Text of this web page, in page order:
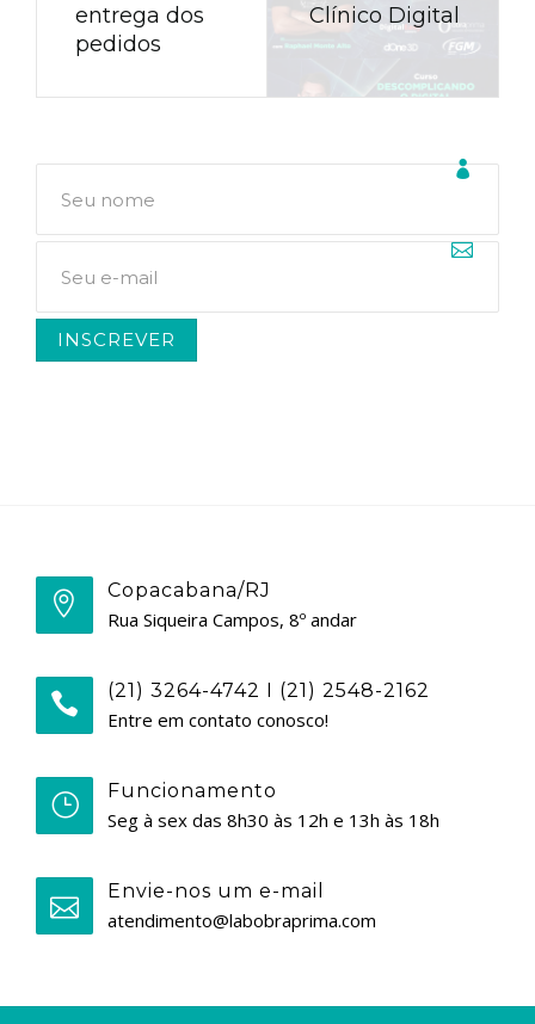
entrega dos
pedidos
Clínico Digital
Copacabana/RJ
Rua Siqueira Campos, 8º andar
(21) 3264-4742 I (21) 2548-2162
Entre em contato conosco!
Funcionamento
Seg à sex das 8h30 às 12h e 13h às 18h
Envie-nos um e-mail
atendimento@labobraprima.com